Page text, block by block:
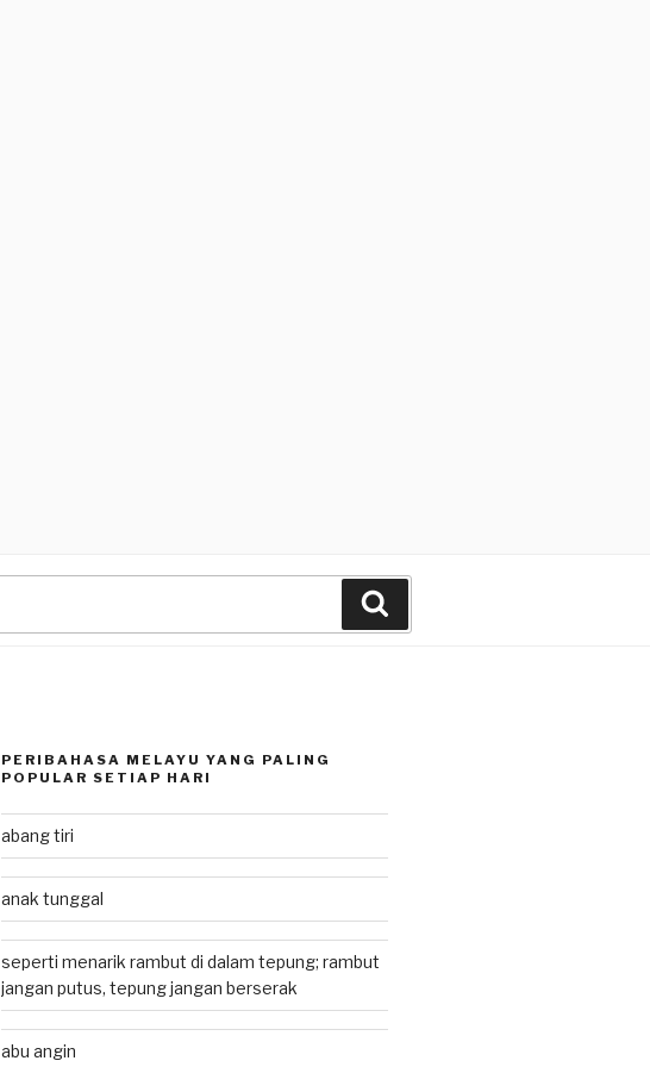
PERIBAHASA MELAYU YANG PALING
POPULAR SETIAP HARI
abang tiri
anak tunggal
seperti menarik rambut di dalam tepung; rambut
jangan putus, tepung jangan berserak
abu angin